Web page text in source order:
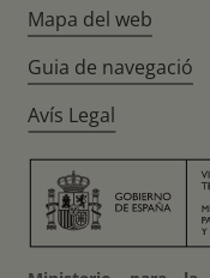
Mapa del web
Guia de navegació
Avís Legal